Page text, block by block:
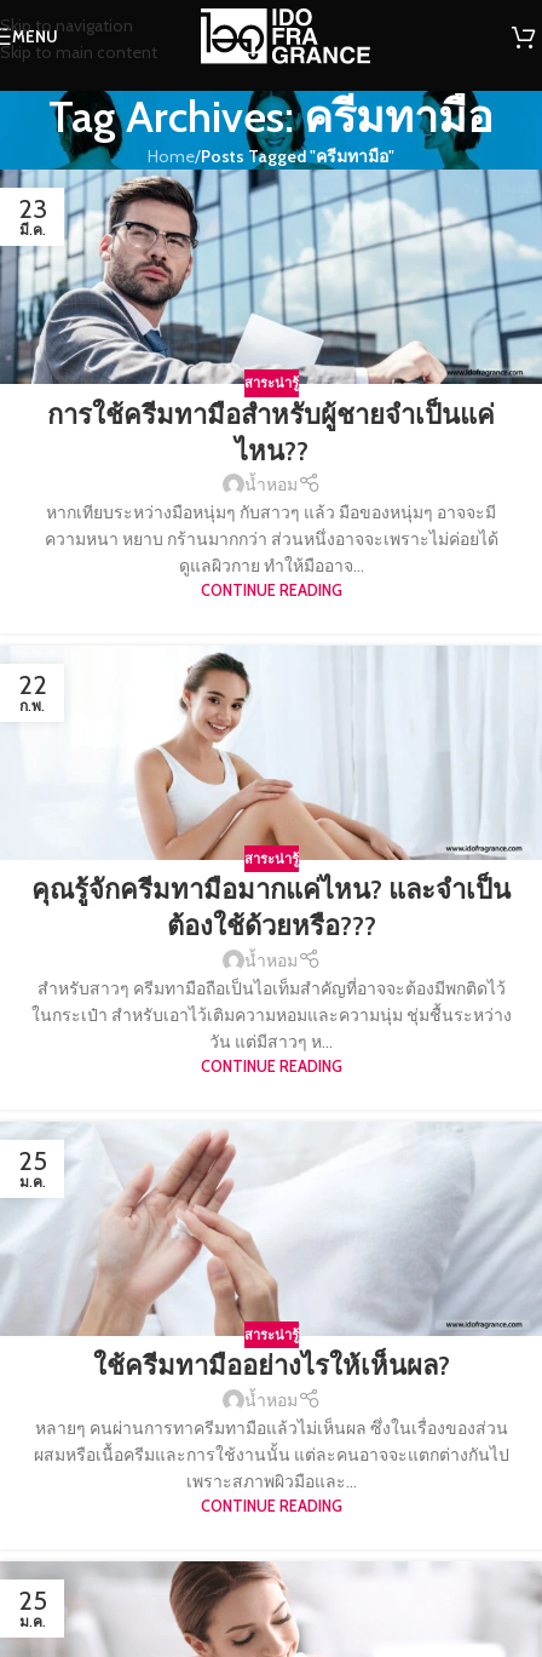
Skip to navigation
Skip to main content
MENU
Tag Archives: ครีมทามือ
Home/Posts Tagged "ครีมทามือ"
23
มี.ค.
สาระน่ารู้
การใช้ครีมทามือสำหรับผู้ชายจำเป็นแค่
ไหน??
น้ำหอม
หากเทียบระหว่างมือหนุ่มๆ กับสาวๆ แล้ว มือของหนุ่มๆ อาจจะมี
ความหนา หยาบ กร้านมากกว่า ส่วนหนึ่งอาจจะเพราะไม่ค่อยได้
ดูแลผิวกาย ทำให้มืออาจ...
CONTINUE READING
22
ก.พ.
สาระน่ารู้
คุณรู้จักครีมทามือมากแค่ไหน? และจำเป็น
ต้องใช้ด้วยหรือ???
น้ำหอม
สำหรับสาวๆ ครีมทามือถือเป็นไอเท็มสำคัญที่อาจจะต้องมีพกติดไว้
ในกระเป๋า สำหรับเอาไว้เติมความหอมและความนุ่ม ชุ่มชื้นระหว่าง
วัน แต่มีสาวๆ ห...
CONTINUE READING
25
ม.ค.
สาระน่ารู้
ใช้ครีมทามืออย่างไรให้เห็นผล?
น้ำหอม
หลายๆ คนผ่านการทาครีมทามือแล้วไม่เห็นผล ซึ่งในเรื่องของส่วน
ผสมหรือเนื้อครีมและการใช้งานนั้น แต่ละคนอาจจะแตกต่างกันไป
เพราะสภาพผิวมือและ...
CONTINUE READING
25
ม.ค.